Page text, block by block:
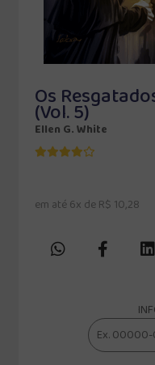
Os
(Vol. 5)
Ellen G. White
em até 6x de R$ 10,28